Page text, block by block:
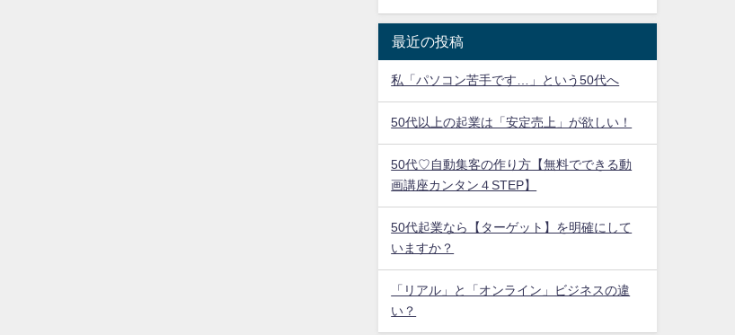
最近の投稿
私「パソコン苦手です…」という50代へ
50代以上の起業は「安定売上」が欲しい！
50代♡自動集客の作り方【無料でできる動
画講座カンタン４STEP】
50代起業なら【ターゲット】を明確にして
いますか？
「リアル」と「オンライン」ビジネスの違
い？